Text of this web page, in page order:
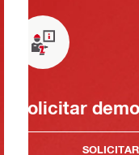
Solicitar